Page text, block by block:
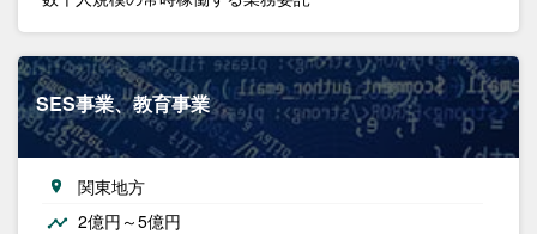
SES事業、教育事業
関東地方
2億円～5億円